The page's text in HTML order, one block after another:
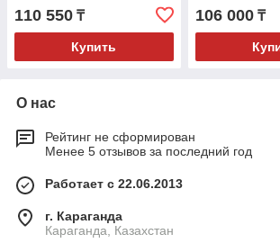
110 550 ₸
Купить
106 000₸
О нас
Рейтинг не сформирован
Менее 5 отзывов за последний год
Работает с 22.06.2013
г. Караганда
Караганда, Казахстан